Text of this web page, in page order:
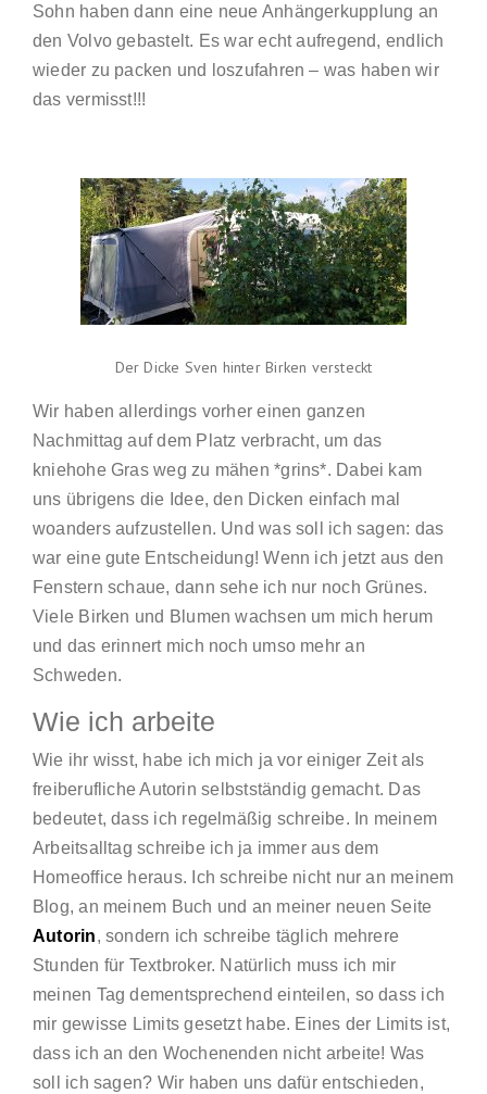
Sohn haben dann eine neue Anhängerkupplung an
den Volvo gebastelt. Es war echt aufregend, endlich
wieder zu packen und loszufahren – was haben wir
das vermisst!!!
Der Dicke Sven hinter Birken versteckt
Wir haben allerdings vorher einen ganzen
Nachmittag auf dem Platz verbracht, um das
kniehohe Gras weg zu mähen *grins*. Dabei kam
uns übrigens die Idee, den Dicken einfach mal
woanders aufzustellen. Und was soll ich sagen: das
war eine gute Entscheidung! Wenn ich jetzt aus den
Fenstern schaue, dann sehe ich nur noch Grünes.
Viele Birken und Blumen wachsen um mich herum
und das erinnert mich noch umso mehr an
Schweden.
Wie ich arbeite
Wie ihr wisst, habe ich mich ja vor einiger Zeit als
freiberufliche Autorin selbstständig gemacht. Das
bedeutet, dass ich regelmäßig schreibe. In meinem
Arbeitsalltag schreibe ich ja immer aus dem
Homeoffice heraus. Ich schreibe nicht nur an meinem
Blog, an meinem Buch und an meiner neuen Seite
Autorin, sondern ich schreibe täglich mehrere
Stunden für Textbroker. Natürlich muss ich mir
meinen Tag dementsprechend einteilen, so dass ich
mir gewisse Limits gesetzt habe. Eines der Limits ist,
dass ich an den Wochenenden nicht arbeite! Was
soll ich sagen? Wir haben uns dafür entschieden,